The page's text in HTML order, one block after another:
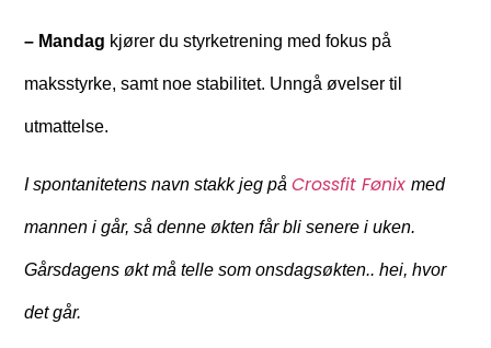
– Mandag kjører du styrketrening med fokus på
maksstyrke, samt noe stabilitet. Unngå øvelser til
utmattelse.
I spontanitetens navn stakk jeg påCrossfit Fønixmed
mannen i går, så denne økten får bli senere i uken.
Gårsdagens økt må telle som onsdagsøkten.. hei, hvor
det går.